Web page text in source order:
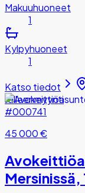
Makuuhuoneet
1
Kylpyhuoneet
1
Katso tiedot
Jälleenmyynti
#000741
45 000 €
Mersinissä,